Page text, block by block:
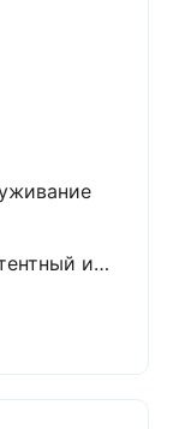
и
и
и